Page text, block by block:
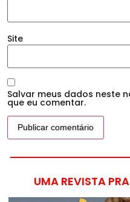
Site
Salvar meus dados neste
que eu comentar.
UMA REVISTA